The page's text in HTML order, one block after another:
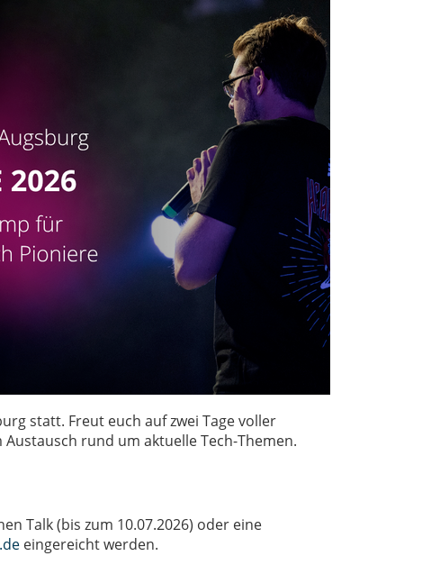
statt. Freut euch auf zwei Tage voller
rund um aktuelle Tech-Themen.
Talk (bis zum 10.07.2026) oder eine
eingereicht werden.